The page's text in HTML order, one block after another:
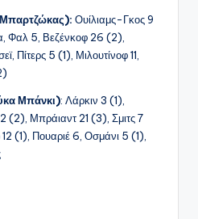
Ουίλιαμς-Γκος 9
Φαλ 5, Βεζένκοφ 26 (2),
Πίτερς 5 (1), Μιλουτίνοφ 11,
Μπάνκι): Λάρκιν 3 (1),
(2), Μπράιαντ 21 (3), Σμιτς 7
(1), Πουαριέ 6, Οσμάνι 5 (1),